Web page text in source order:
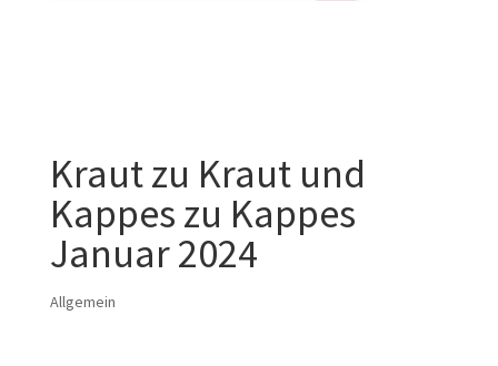
Kraut zu Kraut und
Kappes zu Kappes
Januar 2024
Allgemein